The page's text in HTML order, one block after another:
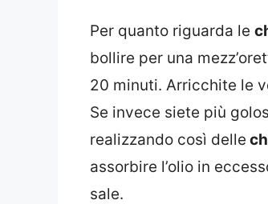
Per quanto riguarda le
bollire per una
20 minuti. Arricchite le
Se invece siete più
realizzando così delle
assorbire l’olio in
sale.